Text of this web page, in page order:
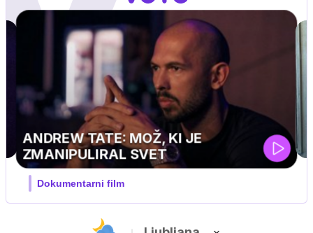
MOJ PRIJATELJ PINGVIN
Film meseca / družinski, pustolovski